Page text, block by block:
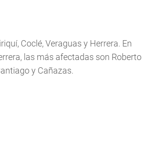
Coclé, Veraguas y Herrera. En
las más afectadas son Roberto
y Cañazas.